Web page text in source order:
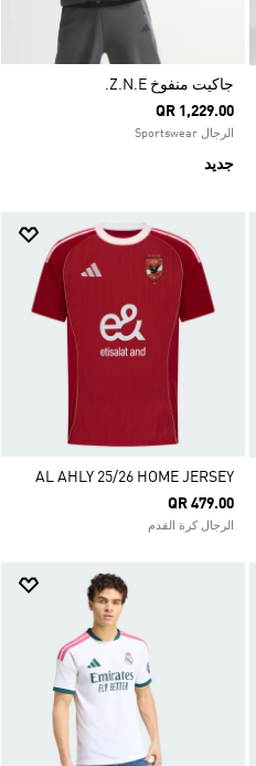
جاكيت منفوخ Z.N.E.
QR 1,229.00
الرجال Sportswear
جديد
AL AHLY 25/26 HOME JERSEY
QR 479.00
الرجال كرة القدم